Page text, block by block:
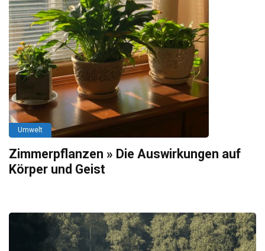
Umwelt
Zimmerpflanzen » Die Auswirkungen auf
Körper und Geist